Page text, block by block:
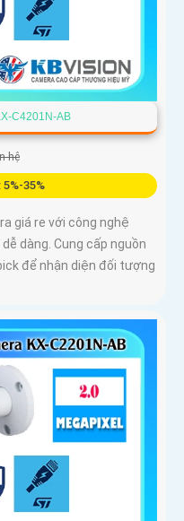
C4201N-AB
hệ
5%-35%
giá re với công nghệ
dàng. Cung cấp nguồn
để nhận diện đối tượng